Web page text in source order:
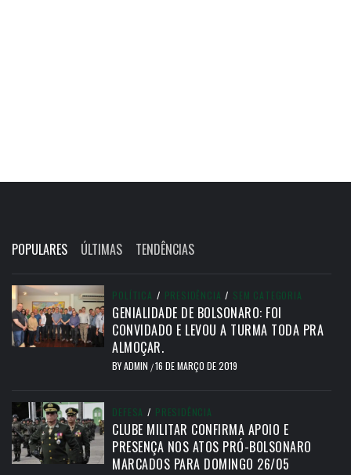
POPULARES ÚLTIMAS TENDÊNCIAS
POLÍTICA / PRESIDÊNCIA / SEM CATEGORIA
GENIALIDADE DE BOLSONARO: FOI
CONVIDADO E LEVOU A TURMA TODA PRA
ALMOÇAR.
BYADMIN /16 DE MARÇO DE 2019
DEFESA / PRESIDÊNCIA
CLUBE MILITAR CONFIRMA APOIO E
PRESENÇA NOS ATOS PRÓ-BOLSONARO
MARCADOS PARA DOMINGO 26/05